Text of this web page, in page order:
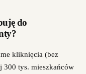
do
kliknięcia (bez
300 tys. mieszkańców